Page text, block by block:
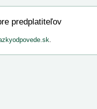
predplatiteľov
.